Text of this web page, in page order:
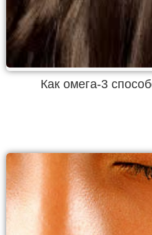
Как омега-3